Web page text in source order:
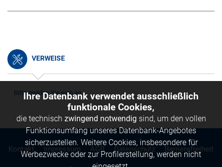
VERWEISE
Bitte melden Sie sich an.
Kontakt Impressum AGB Datenschutz Barrierefreiheit
Ihre Datenbank verwendet ausschließlich
funktionale Cookies,
die technisch zwingend notwendig sind, um den vollen
Funktionsumfang unseres Datenbank-Angebotes
sicherzustellen. Weitere Cookies, insbesondere für
Werbezwecke oder zur Profilerstellung, werden nicht